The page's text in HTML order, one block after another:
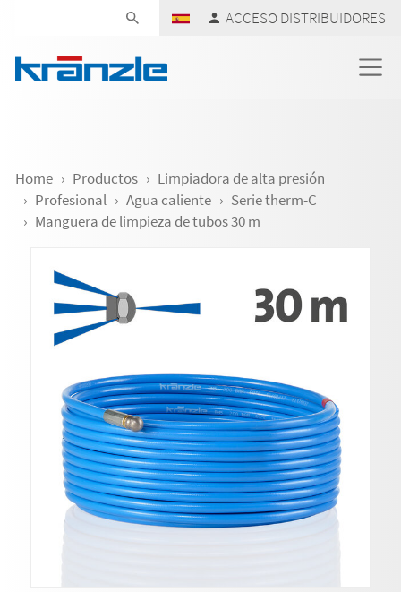
ACCESO DISTRIBUIDORES
Home Productos
Limpiadora de alta presión
Profesional
Agua caliente
Serie therm-C
Manguera de limpieza de tubos 30 m